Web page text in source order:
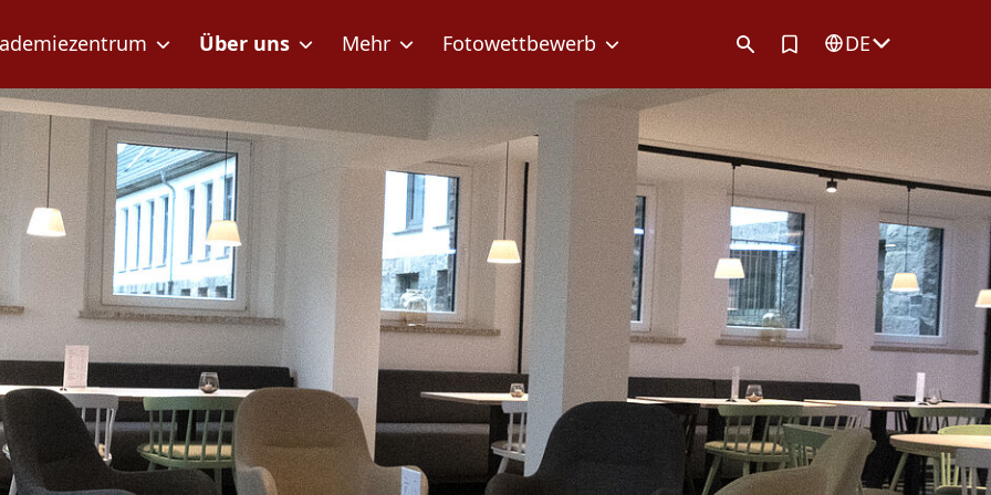
Über uns Mehr Fotowettbewerb Artikel in Merkliste
DE